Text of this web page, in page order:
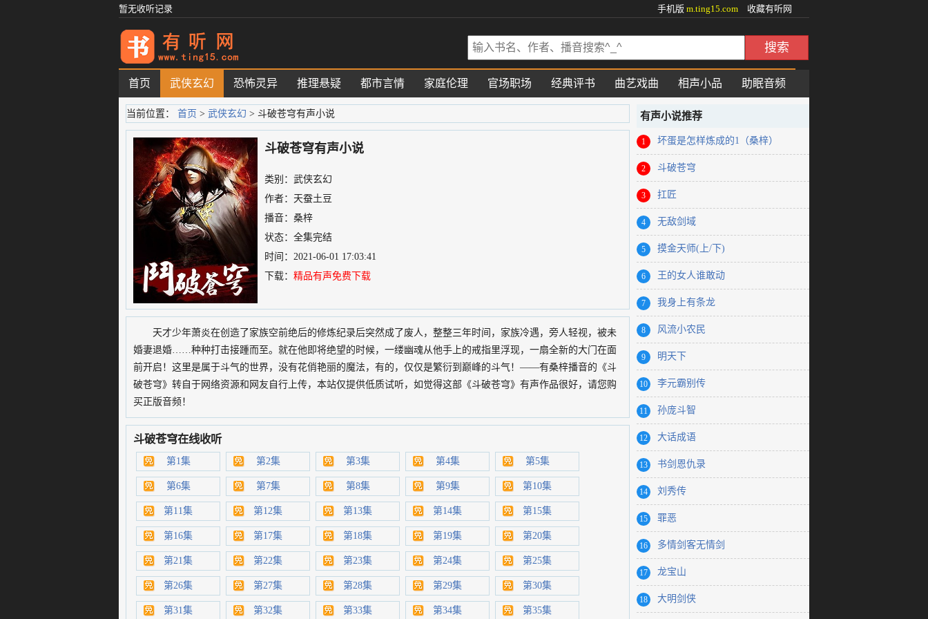
暂无收听记录 手机版 m.ting15.com 收藏有听网
首页 武侠玄幻 恐怖灵异 推理悬疑 都市言情 家庭伦理 官场职场 经典评书 曲艺戏曲 相声小品 助眠音频
搜索
当前位置： 首页 > 武侠玄幻 > 斗破苍穹有声小说
斗破苍穹有声小说
类别：武侠玄幻
作者：天蚕土豆
播音： 桑梓
状态：全集完结
时间：2021-06-01 17:03:41
下载： 精品有声免费下载
天才少年萧炎在创造了家族空前绝后的修炼纪录后突然成了废人，整整三年时间，家族冷遇，旁人轻视，被未
婚妻退婚……种种打击接踵而至。就在他即将绝望的时候，一缕幽魂从他手上的戒指里浮现，一扇全新的大门在面
前开启！这里是属于斗气的世界，没有花俏艳丽的魔法，有的，仅仅是繁衍到巅峰的斗气！——有桑梓播音的《斗
破苍穹》转自于网络资源和网友自行上传，本站仅提供低质试听，如觉得这部《斗破苍穹》有声作品很好，请您购
买正版音频！
斗破苍穹在线收听
第1集 第2集 第3集 第4集 第5集
第6集 第7集 第8集 第9集 第10集
第11集 第12集 第13集 第14集 第15集
第16集 第17集 第18集 第19集 第20集
第21集 第22集 第23集 第24集 第25集
第26集 第27集 第28集 第29集 第30集
第31集 第32集 第33集 第34集 第35集
有声小说推荐
1 坏蛋是怎样炼成的1（桑梓）
2 斗破苍穹
3 扛匠
4 无敌剑域
5 摸金天师(上/下)
6 王的女人谁敢动
7 我身上有条龙
8 风流小农民
9 明天下
10 李元霸别传
11 孙庞斗智
12 大话成语
13 书剑恩仇录
14 刘秀传
15 罪恶
16 多情剑客无情剑
17 龙宝山
18 大明剑侠